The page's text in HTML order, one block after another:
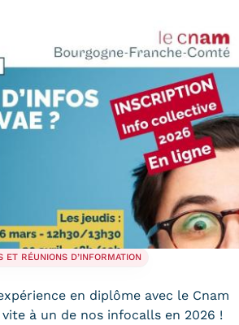
ET RÉUNIONS D’INFORMATION
en diplôme avec le Cnam
à un de nos infocalls en 2026 !